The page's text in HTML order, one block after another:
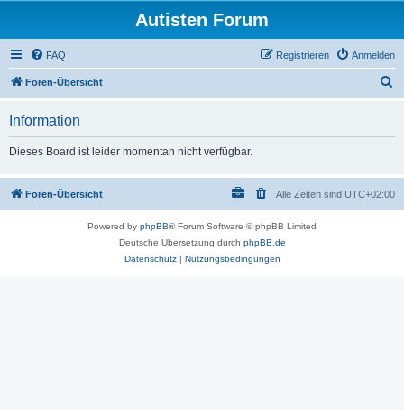
Autisten Forum
FAQ Anmelden
Registrieren
Foren-Übersicht
Information
Dieses Board ist leider momentan nicht verfügbar.
Foren-Übersicht Alle Zeiten sind UTC+02:00
Powered by phpBB® Forum Software © phpBB Limited
Deutsche Übersetzung durch phpBB.de
Datenschutz| Nutzungsbedingungen